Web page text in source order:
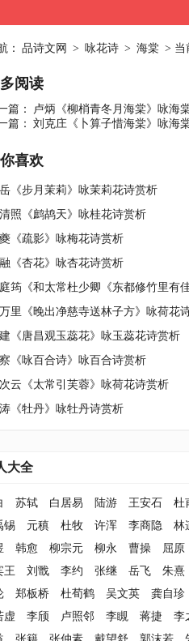
： 品诗文网 > 咏花诗 > 海棠 > 当
阅读
篇：
卢炳《柳梢青冬月海棠》咏海
篇： 刘克庄《卜算子惜海棠》咏海
喜欢
《步月茉莉》咏茉莉花诗赏析
照《鹧鸪天》咏桂花诗赏析
《疏影》咏梅花诗赏析
《杏花》咏杏花诗赏析
里《晚出净慈寺送林子方》咏荷花
《唐昌观玉蕊花》咏玉蕊花诗赏析
《咏百合诗》咏百合诗赏析
云《太常引芙蓉》咏荷花诗赏析
《牡丹》咏牡丹诗赏析
大全
苏轼 白居易 陆游 王安石 杜
锡
元稹 杜牧 许浑 李商隐 林
韩愈 柳宗元 柳永 曹操 屈原
王
刘戬 李约 张继 岳飞 朱熹
郑板桥 杜荀鹤 吴文英 龚自珍
虚
李颀 卢照邻 李瞡 蒋捷 李